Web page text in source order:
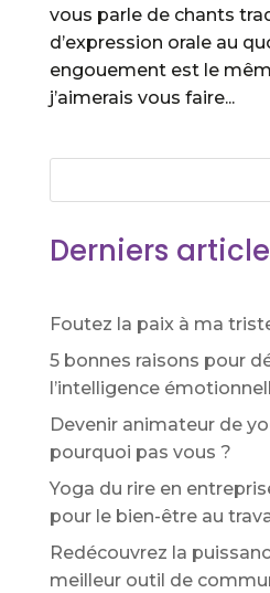
vous parle de chants
d’expression orale au
engouement est le
j’aimerais vous faire...
Derniers
Foutez la paix à ma
5 bonnes raisons pour
l’intelligence
Devenir animateur de
pourquoi pas vous ?
Yoga du rire en
pour le bien-être au
Redécouvrez la
meilleur outil de